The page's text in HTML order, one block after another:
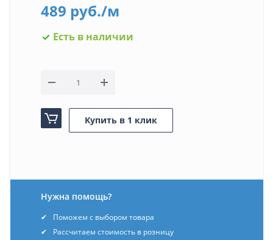
489 руб./м
Есть в наличии
Купить в 1 клик
Нужна помощь?
Поможем с выбором товара
Рассчитаем стоимость в розницу